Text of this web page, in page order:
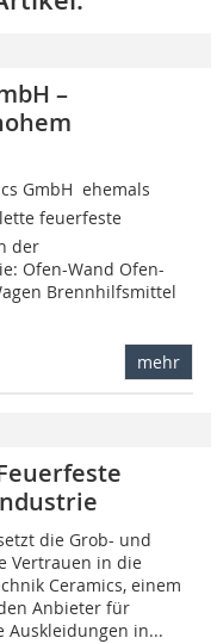
–
GmbH  ehemals
feuerfeste
der
Ofen-Wand Ofen-
Brennhilfsmittel
mehr
die Grob- und
Vertrauen in die
Ceramics, einem
Anbieter für
Auskleidungen in...